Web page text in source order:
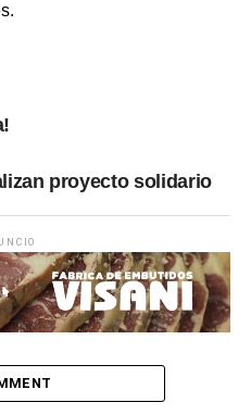
proyecto solidario